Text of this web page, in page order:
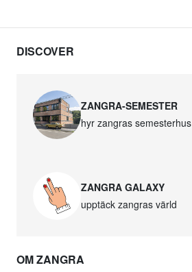
DISCOVER
ZANGRA-SEMESTER
hyr zangras semesterhus
ZANGRA GALAXY
upptäck zangras värld
OM ZANGRA